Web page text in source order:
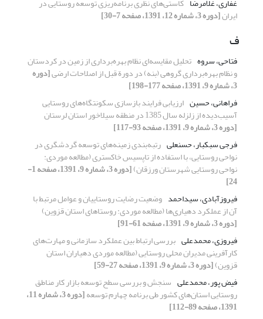
ایران[دوره 3، شماره 12، 1391، صفحه 7-30]
ف
فتاحی، سروه تحلیل مقایسه‌ای نظام بهره‌برداری از زمین در کردستان
و نظام بهره‌برداری گروهی (بنه) در دورة قبل از اصلاحات ارضی[دوره
3، شماره 9، 1391، صفحه 177-198]
فراهانی، حسین ارزیابی فرایند بازسازی سکونتگاه‌های روستایی
آسیب‌دیده از زلزله سال 1385 در منطقه سیلاخور استان لرستان
[دوره 3، شماره 9، 1391، صفحه 93-117]
فرجی سبکبار، حسنعلی رتبه‌بندی زمینه‌های توسعه گردشگری در
نواحی روستایی، با استفاده از تاپسیس خاکستری (مطالعه موردی:
نواحی روستایی شهرستان ورزقان) [دوره 3، شماره 9، 1391، صفحه 1-
24]
فیروزآبادی، سیداحمد وضعیت رضایت روستاییان و عوامل مرتبط با
آن از عملکرد دهیاری‌ها (مطالعه موردی: روستاهای استان قزوین)
[دوره 3، شماره 9، 1391، صفحه 61-91]
فیروزی، محمدعلی بررسی ارتباط بین عملکرد سازمانی و مهارت‌های
کارآفرینی مدیران محلی روستایی (مطالعه موردی دهیاران استان
قزوین)[دوره 3، شماره 9، 1391، صفحه 27-59]
فیض پور، محمدعلی سنجش و بررسی سطح توسعه بازار کار مناطق
روستایی استان‌های کشور طی برنامه چهارم توسعه [دوره 3، شماره 11،
1391، صفحه 89-112]